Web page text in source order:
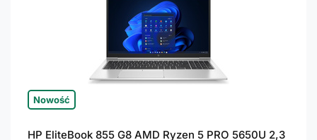
Nowość
HP EliteBook 855 G8 AMD Ryzen 5 PRO 5650U 2,3